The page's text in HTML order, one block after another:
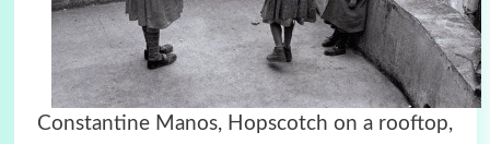
Constantine Manos, Hopscotch on a rooftop,